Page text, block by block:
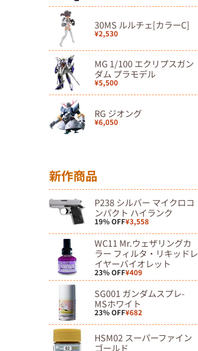
30MS ルルチェ[カラーC]
¥2,530
MG 1/100 エクリプスガン
ダム プラモデル
¥5,500
RG ジオング
¥6,050
新作商品
P238 シルバー マイクロコ
ンパクト ハイランク
19% OFF¥3,558
WC11 Mr.ウェザリングカ
ラー フィルタ・リキッドレ
イヤーバイオレット
23% OFF¥409
SG001 ガンダムスプレ-
MSホワイト
23% OFF¥682
HSM02 スーパーファイン
ゴールド